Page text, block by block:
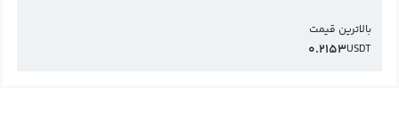
بالاترین قیمت
USDT
0.2153